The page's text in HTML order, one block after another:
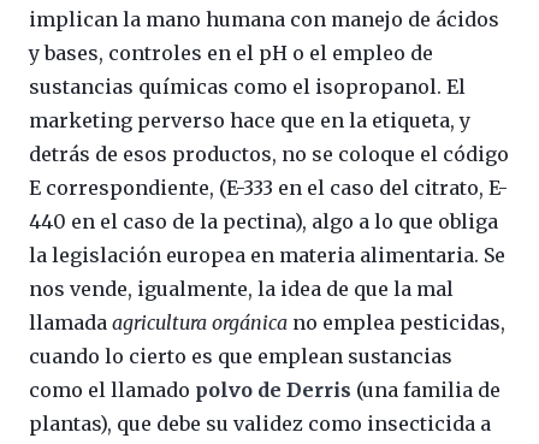
implican la mano humana con manejo de ácidos
y bases, controles en el pH o el empleo de
sustancias químicas como el isopropanol. El
marketing perverso hace que en la etiqueta, y
detrás de esos productos, no se coloque el código
E correspondiente, (E-333 en el caso del citrato, E-
440 en el caso de la pectina), algo a lo que obliga
la legislación europea en materia alimentaria. Se
nos vende, igualmente, la idea de que la mal
llamada agricultura orgánica no emplea pesticidas,
cuando lo cierto es que emplean sustancias
como el llamado polvo de Derris (una familia de
plantas), que debe su validez como insecticida a